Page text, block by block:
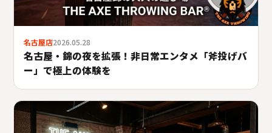
名古屋店2026.05.28
名古屋・錦の夜を拡張！非日常エンタメ「斧投げバ
ー」で極上の体験を